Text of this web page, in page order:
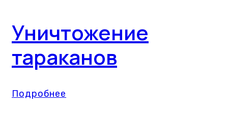
Уничтожение
тараканов
Подробнее